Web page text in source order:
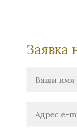
Заявка